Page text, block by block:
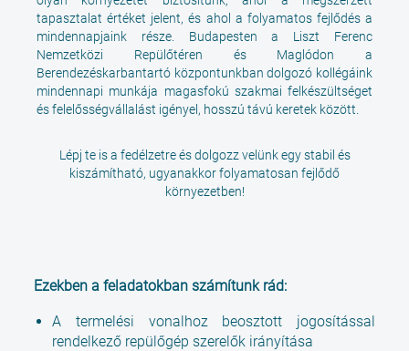
tapasztalat értéket jelent, és ahol a folyamatos fejlődés a
mindennapjaink része. Budapesten a Liszt Ferenc
Nemzetközi Repülőtéren és Maglódon a
Berendezéskarbantartó központunkban dolgozó kollégáink
mindennapi munkája magasfokú szakmai felkészültséget
és felelősségvállalást igényel, hosszú távú keretek között.
Lépj te is a fedélzetre és dolgozz velünk egy stabil és
kiszámítható, ugyanakkor folyamatosan fejlődő
környezetben!
Ezekben a feladatokban számítunk rád:
A termelési vonalhoz beosztott jogosítással
rendelkező repülőgép szerelők irányítása